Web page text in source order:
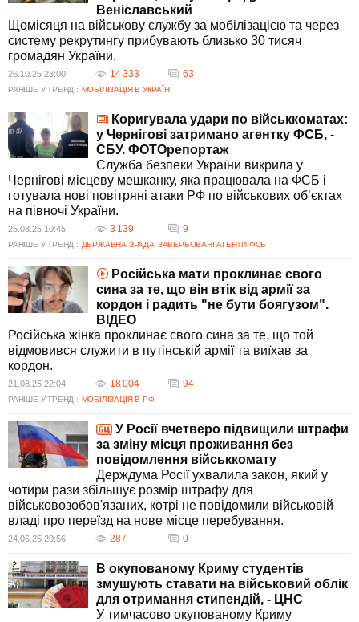
Веніславський
Щомісяця на військову службу за мобілізацією та через
систему рекрутингу прибувають близько 30 тисяч
громадян України.
26.10.25 23:00 14 333 63
РАНІШЕ У ТРЕНДІ: МОБІЛІЗАЦІЯ В УКРАЇНІ
Коригувала удари по військкоматах:
у Чернігові затримано агентку ФСБ, -
СБУ. ФОТОрепортаж
Служба безпеки України викрила у
Чернігові місцеву мешканку, яка працювала на ФСБ і
готувала нові повітряні атаки РФ по військових об’єктах
на півночі України.
25.08.25 10:45 3 139 9
РАНІШЕ У ТРЕНДІ: ДЕРЖАВНА ЗРАДА ЗАВЕРБОВАНІ АГЕНТИ ФСБ
Російська мати проклинає свого
сина за те, що він втік від армії за
кордон і радить "не бути боягузом".
ВIДЕО
Російська жінка проклинає свого сина за те, що той
відмовився служити в путінській армії та виїхав за
кордон.
21.08.25 22:04 18 004 94
РАНІШЕ У ТРЕНДІ: МОБІЛІЗАЦІЯ В РФ
У Росії вчетверо підвищили штрафи
за зміну місця проживання без
повідомлення військкомату
Держдума Росії ухвалила закон, який у
чотири рази збільшує розмір штрафу для
військовозобов'язаних, котрі не повідомили військовій
владі про переїзд на нове місце перебування.
24.06.25 20:56 287 0
В окупованому Криму студентів
змушують ставати на військовий облік
для отримання стипендій, - ЦНС
У тимчасово окупованому Криму